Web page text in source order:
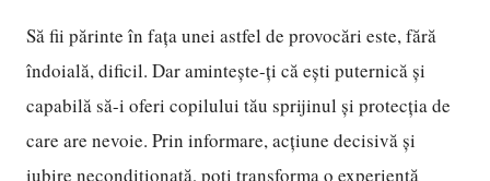
Să fii părinte în fața unei astfel de provocări este, fără
îndoială, dificil. Dar amintește-ți că ești puternică și
capabilă să-i oferi copilului tău sprijinul și protecția de
care are nevoie. Prin informare, acțiune decisivă și
iubire necondiționată, poți transforma o experiență